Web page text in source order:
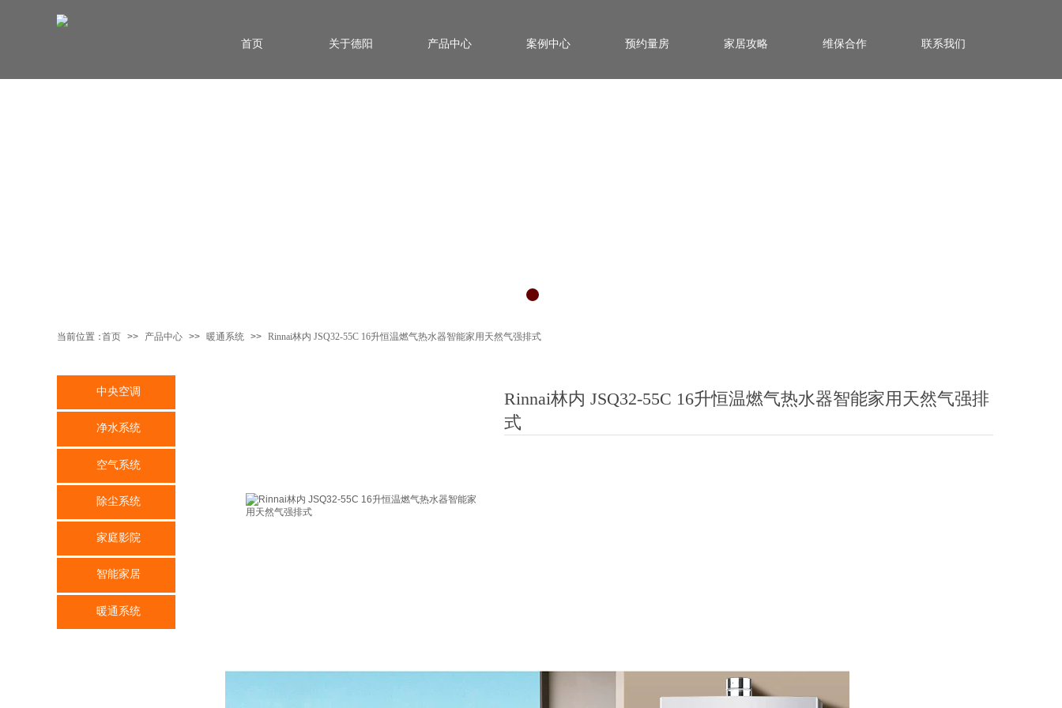
当前位置：首页 >> 产品中心 >> 暖通系统 >> Rinnai林内 JSQ32-55C 16升恒温燃气热水器智能家用天然气强排式
中央空调
净水系统
空气系统
除尘系统
家庭影院
智能家居
暖通系统
Rinnai林内 JSQ32-55C 16升恒温燃气热水器智能家用天然气强排
式
首页 关于德阳 产品中心 案例中心 预约量房 家居攻略 维保合作 联系我们